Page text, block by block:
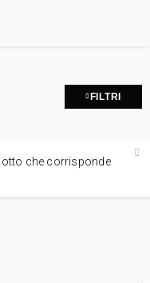
FILTRI
che corrisponde